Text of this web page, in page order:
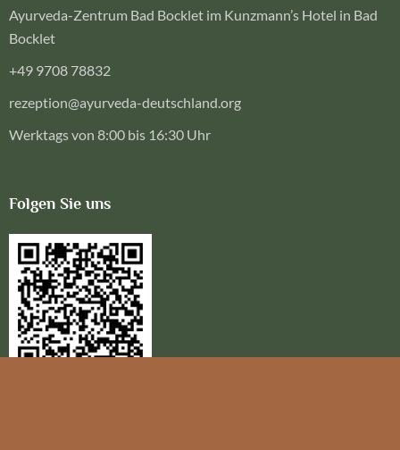
Ayurveda-Zentrum Bad Bocklet im Kunzmann’s Hotel in Bad
Bocklet
+49 9708 78832
rezeption@ayurveda-deutschland.org
Werktags von 8:00 bis 16:30 Uhr
Folgen Sie uns